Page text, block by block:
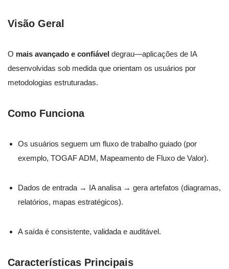
Visão Geral
O mais avançado e confiável degrau—aplicações de IA
desenvolvidas sob medida que orientam os usuários por
metodologias estruturadas.
Como Funciona
Os usuários seguem um fluxo de trabalho guiado (por
exemplo, TOGAF ADM, Mapeamento de Fluxo de Valor).
Dados de entrada → IA analisa → gera artefatos (diagramas,
relatórios, mapas estratégicos).
A saída é consistente, validada e auditável.
Características Principais